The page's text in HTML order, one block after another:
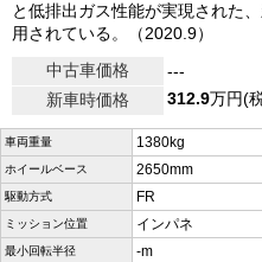
と低排出ガス性能が実現された
用されている。（2020.9）
中古車価格
---
新車時価格
312.9万円(
車両重量 1380kg
ホイールベース 2650mm
駆動方式 FR
ミッション位置 インパネ
最小回転半径 -m